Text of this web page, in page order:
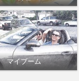
マイブーム